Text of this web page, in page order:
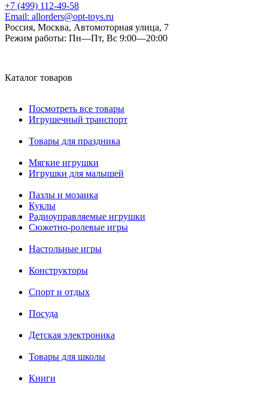
+7 (499) 112-49-58
Email: allorders@opt-toys.ru
Россия, Москва, Автомоторная улица, 7
Режим работы: Пн—Пт, Вс 9:00—20:00
Каталог товаров
Посмотреть все товары
Игрушечный транспорт
Товары для праздника
Мягкие игрушки
Игрушки для малышей
Пазлы и мозаика
Куклы
Радиоуправляемые игрушки
Сюжетно-ролевые игры
Настольные игры
Конструкторы
Спорт и отдых
Посуда
Детская электроника
Товары для школы
Книги